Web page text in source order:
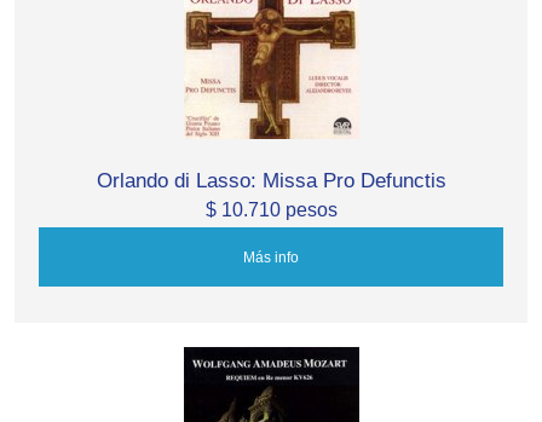
Orlando di Lasso: Missa Pro Defunctis
$ 10.710 pesos
Más info